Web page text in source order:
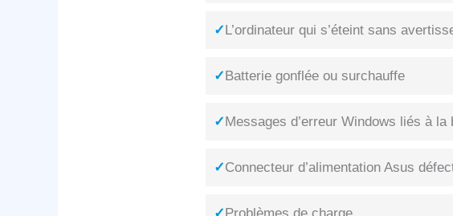
✓L’ordinateur qui s’éteint sans
✓Batterie gonflée ou surchauffe
✓Messages d’erreur Windows liés à la
✓Connecteur d’alimentation Asus